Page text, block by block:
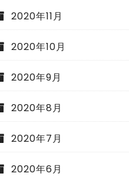
2020年11月
2020年10月
2020年9月
2020年8月
2020年7月
2020年6月